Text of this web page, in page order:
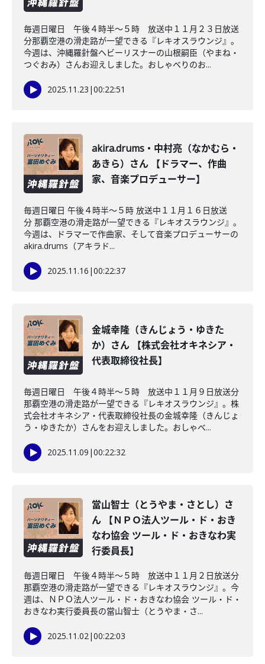
毎週日曜日 午後４時半～５時 放送中１１月２３日放送
分那覇空港の滑走路が一望できる『レキオスラウンジ』。
今週は、沖縄羅針盤ヘビーリスナーの山根嗣臣（やまね・
つぐおみ）さんお迎えしました。おしゃべりのお...
2025.11.23 |00:22:51
akira.drums・中村亮（なかむら・
あきら）さん 【ドラマー、作曲
家、音楽プロデューサー】
毎週日曜日 午後４時半～５時 放送中１１月１６日放送
分 那覇空港の滑走路が一望できる『レキオスラウンジ』。
今週は、ドラマーで作曲家、そして音楽プロデューサーの
akira.drums（アキラド...
2025.11.16 |00:22:37
金城幸隆（きんじょう・ゆきた
か）さん 【株式会社オキネシア・
代表取締役社長】
毎週日曜日 午後４時半～５時 放送中１１月９日放送分
那覇空港の滑走路が一望できる『レキオスラウンジ』。株
式会社オキネシア・代表取締役社長の金城幸隆（きんじょ
う・ゆきたか）さんをお迎えしました。おしゃべ...
2025.11.09 |00:22:32
當山智士（とうやま・さとし）さ
ん 【ＮＰＯ法人ツール・ド・おき
なわ協会 ツール・ド・おきなわ実
行委員長】
毎週日曜日 午後４時半～５時 放送中１１月２日放送分
那覇空港の滑走路が一望できる『レキオスラウンジ』。今
週は、ＮＰＯ法人ツール・ド・おきなわ協会 ツール・ド・
おきなわ実行委員長の當山智士（とうやま・さ...
2025.11.02|00:22:03